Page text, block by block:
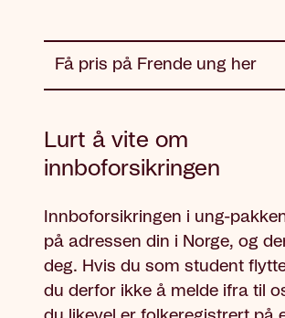
Få pris på Frende ung her
Lurt å vite om
innboforsikringen
Innboforsikringen i ung-
på adressen din i Norge, og
deg. Hvis du som student
du derfor ikke å melde ifra til